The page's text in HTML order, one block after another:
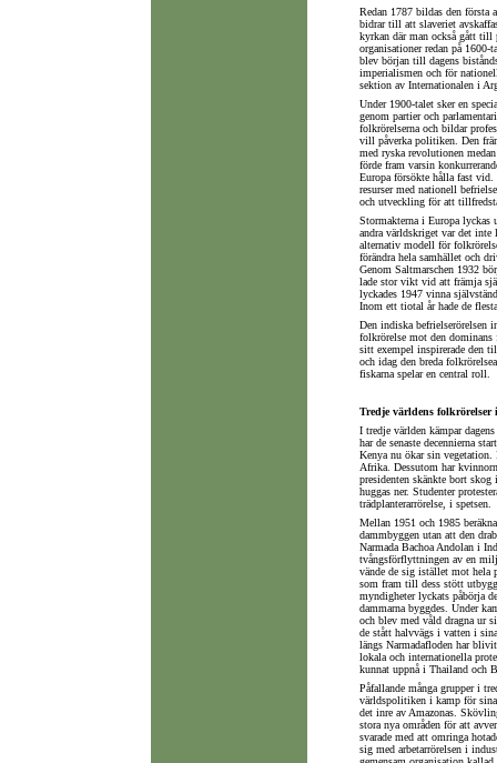
Redan 1787 bildas den första
bidrar till att slaveriet
kyrkan där man också gått till
organisationer redan på
blev början till dagens
imperialismen och för
sektion av Internationalen i
Under 1900-talet sker en
genom partier och
folkrörelserna och bildar
vill påverka politiken. Den
med ryska revolutionen
förde fram varsin
Europa försökte hålla fast
resurser med nationell
och utveckling för att
Stormakterna i Europa lyckas
andra världskriget var det
alternativ modell för
förändra hela samhället och
Genom Saltmarschen 1932
lade stor vikt vid att främja
lyckades 1947 vinna
Inom ett tiotal år hade de
Den indiska befrielserörelsen
folkrörelse mot den dominans
sitt exempel inspirerade den
och idag den breda
fiskarna spelar en central roll.
Tredje världens folkrörelser
I tredje världen kämpar
har de senaste decennierna
Kenya nu ökar sin
Afrika. Dessutom har
presidenten skänkte bort
huggas ner. Studenter
trädplanterarrörelse, i spetsen.
Mellan 1951 och 1985
dammbyggen utan att den
Narmada Bachoa Andolan i
tvångsförflyttningen av en
vände de sig istället mot hela
som fram till dess stött
myndigheter lyckats påbörja
dammarna byggdes. Under
och blev med våld dragna ur
de stått halvvägs i vatten i
längs Narmadafloden har
lokala och internationella
kunnat uppnå i Thailand och
Påfallande många grupper i
världspolitiken i kamp för sina
det inre av Amazonas.
stora nya områden för att
svarade med att omringa
sig med arbetarrörelsen i